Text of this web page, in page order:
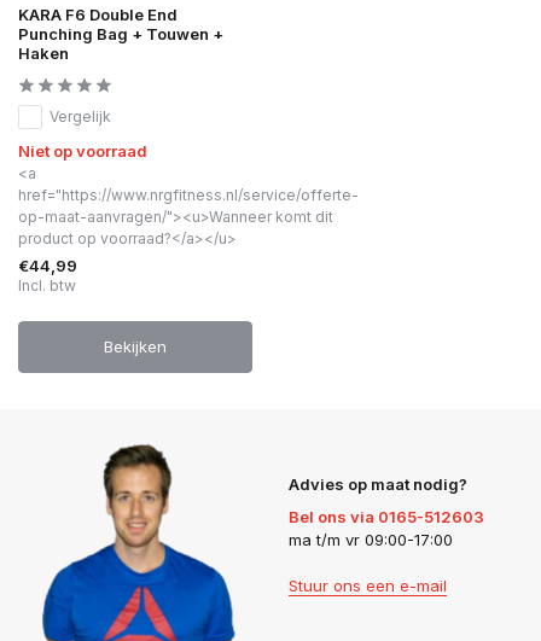
KARA F6 Double End
Punching Bag + Touwen +
Haken
Vergelijk
Niet op voorraad
<a
href="https://www.nrgfitness.nl/service/offerte-
op-maat-aanvragen/"><u>Wanneer komt dit
product op voorraad?</a></u>
€44,99
Incl. btw
Bekijken
Advies op maat nodig?
Bel ons via 0165-512603
ma t/m vr 09:00-17:00
Stuur ons een e-mail